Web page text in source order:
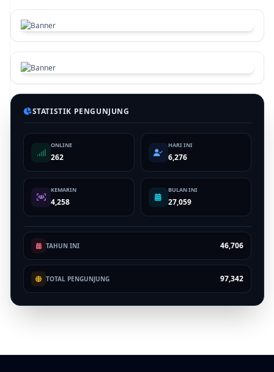
STATISTIK PENGUNJUNG
ONLINE
262
HARI INI
6,276
KEMARIN
4,258
BULAN INI
27,059
TAHUN INI 46,706
TOTAL PENGUNJUNG 97,342